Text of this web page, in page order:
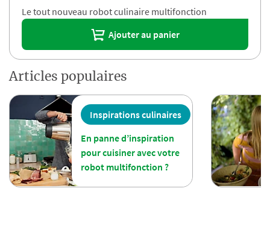
Le tout nouveau robot culinaire multifonction
Ajouter au panier
Articles populaires
Inspirations culinaires
En panne d’inspiration
pour cuisiner avec votre
robot multifonction ?